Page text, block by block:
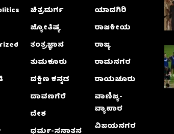
ಚಿತ್ರದುರ್ಗ
ಜ್ಯೋತಿಷ್ಯ
ತಂತ್ರಜ್ಞಾನ
ತುಮಕೂರು
ದಕ್ಷಿಣ ಕನ್ನಡ
ದಾವಣಗೆರೆ
ದೇಶ
ಧರ್ಮ-ಸನಾತನ
ಯಾದಗಿರಿ
ರಾಜಕೀಯ
ರಾಜ್ಯ
ರಾಮನಗರ
ರಾಯಚೂರು
ವಾಣಿಜ್ಯ-
ವ್ಯಾಪಾರ
ವಿಜಯನಗರ